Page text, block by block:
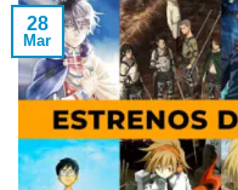
28
Mar